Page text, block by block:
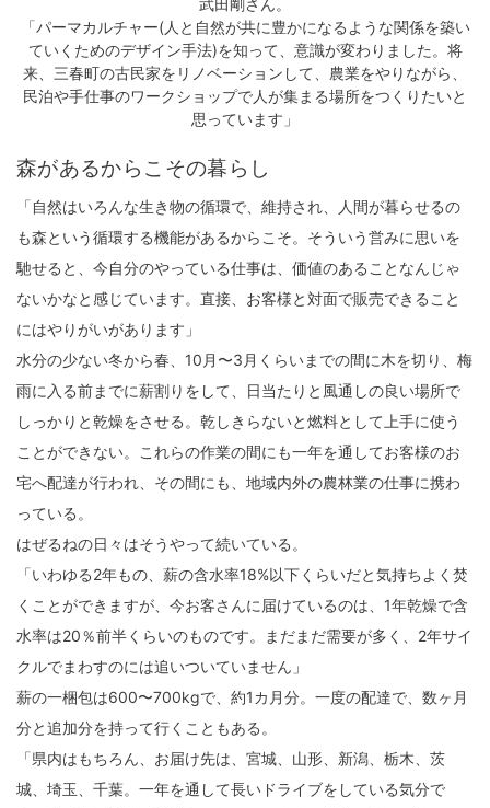
「パーマカルチャー(人と自然が共に豊かになるような関係を築い
ていくためのデザイン手法)を知って、意識が変わりました。将
来、三春町の古民家をリノベーションして、農業をやりながら、
民泊や手仕事のワークショップで人が集まる場所をつくりたいと
思っています」
森があるからこその暮らし
「自然はいろんな生き物の循環で、維持され、人間が暮らせるの
も森という循環する機能があるからこそ。そういう営みに思いを
馳せると、今自分のやっている仕事は、価値のあることなんじゃ
ないかなと感じています。直接、お客様と対面で販売できること
にはやりがいがあります」
水分の少ない冬から春、10月〜3月くらいまでの間に木を切り、梅
雨に入る前までに薪割りをして、日当たりと風通しの良い場所で
しっかりと乾燥をさせる。乾しきらないと燃料として上手に使う
ことができない。これらの作業の間にも一年を通してお客様のお
宅へ配達が行われ、その間にも、地域内外の農林業の仕事に携わ
っている。
はぜるねの日々はそうやって続いている。
「いわゆる2年もの、薪の含水率18%以下くらいだと気持ちよく焚
くことができますが、今お客さんに届けているのは、1年乾燥で含
水率は20％前半くらいのものです。まだまだ需要が多く、2年サイ
クルでまわすのには追いついていません」
薪の一梱包は600〜700kgで、約1カ月分。一度の配達で、数ヶ月
分と追加分を持って行くこともある。
「県内はもちろん、お届け先は、宮城、山形、新潟、栃木、茨
城、埼玉、千葉。一年を通して長いドライブをしている気分で